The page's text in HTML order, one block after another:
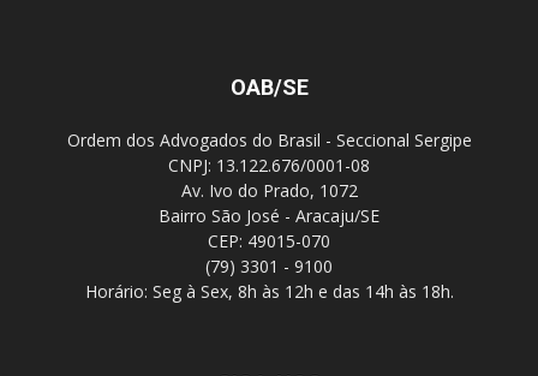
OAB/SE
Ordem dos Advogados do Brasil - Seccional Sergipe
CNPJ: 13.122.676/0001-08
Av. Ivo do Prado, 1072
Bairro São José - Aracaju/SE
CEP: 49015-070
(79) 3301 - 9100
Horário: Seg à Sex, 8h às 12h e das 14h às 18h.